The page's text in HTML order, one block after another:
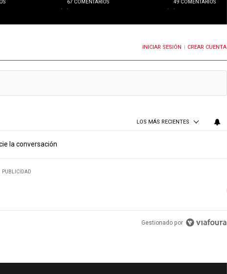
67 COMENTARIOS 49 COMENTARIOS
CUANDO SE PUBLIQUEN NUEVOS COMENTARIOSINICIAR SESIÓN CREAR CUENTA
LOS MÁS RECIENTES
la conversación
PUBLICIDAD
Gestionado por